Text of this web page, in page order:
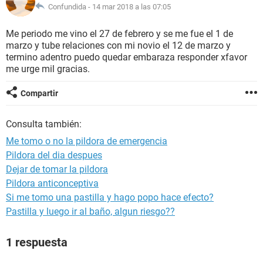
NUTRICIÓN
BIENESTAR
SEXUALIDAD
GLOSARIO
Confundida - 14 mar 2018 a las 07:05
Me periodo me vino el 27 de febrero y se me fue el 1 de
marzo y tube relaciones con mi novio el 12 de marzo y
termino adentro puedo quedar embaraza responder xfavor
me urge mil gracias.
Compartir
Consulta también:
Me tomo o no la pildora de emergencia
Pildora del dia despues
Dejar de tomar la pildora
Pildora anticonceptiva
Si me tomo una pastilla y hago popo hace efecto?
Pastilla y luego ir al baño, algun riesgo??
1 respuesta